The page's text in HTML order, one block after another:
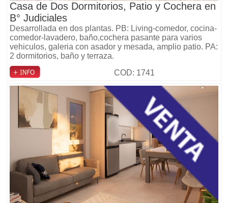
Casa de Dos Dormitorios, Patio y Cochera en
B° Judiciales
Desarrollada en dos plantas. PB: Living-comedor, cocina-
comedor-lavadero, baño,cochera pasante para varios
vehiculos, galeria con asador y mesada, amplio patio. PA:
2 dormitorios, baño y terraza.
COD: 1741